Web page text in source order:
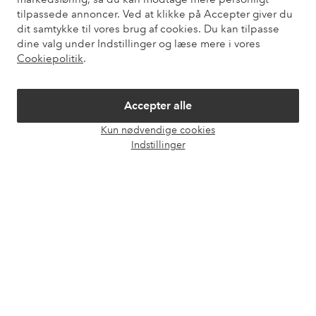
tilpassede annoncer. Ved at klikke på Accepter giver du
dit samtykke til vores brug af cookies. Du kan tilpasse
dine valg under Indstillinger og læse mere i vores
Cookiepolitik.
Accepter alle
Kun nødvendige cookies
Indstillinger
Mine sider
Om Ellos